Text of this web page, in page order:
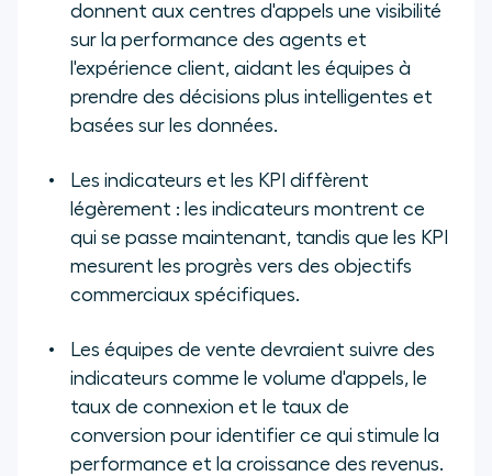
donnent aux centres d'appels une visibilité
sur la performance des agents et
l'expérience client, aidant les équipes à
prendre des décisions plus intelligentes et
basées sur les données.
Les indicateurs et les KPI diffèrent
légèrement : les indicateurs montrent ce
qui se passe maintenant, tandis que les KPI
mesurent les progrès vers des objectifs
commerciaux spécifiques.
Les équipes de vente devraient suivre des
indicateurs comme le volume d'appels, le
taux de connexion et le taux de
conversion pour identifier ce qui stimule la
performance et la croissance des revenus.